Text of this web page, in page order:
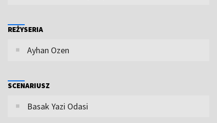
REŻYSERIA
Ayhan Ozen
SCENARIUSZ
Basak Yazi Odasi